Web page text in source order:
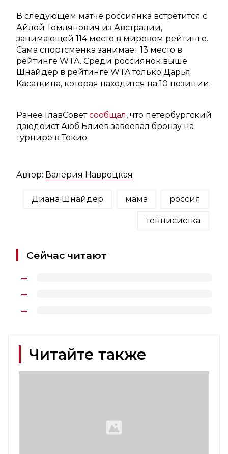
В следующем матче россиянка встретится с
Айлой Томлянович из Австралии,
занимающей 114 место в мировом рейтинге.
Сама спортсменка занимает 13 место в
рейтинге WTA. Среди россиянок выше
Шнайдер в рейтинге WTA только Дарья
Касаткина, которая находится на 10 позиции.
Ранее ГлавСоветсообщал, что петербургский
дзюдоист Аюб Блиев завоевал бронзу на
турнире в Токио.
Автор: Валерия Навроцкая
Диана Шнайдер мама россия
теннисистка
Сейчас читают
Читайте также